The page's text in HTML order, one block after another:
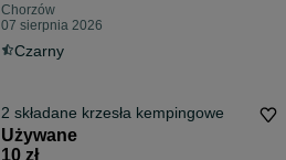
Chorzów
07 sierpnia 2026
Czarny
2 składane krzesła kempingowe
Używane
10 zł